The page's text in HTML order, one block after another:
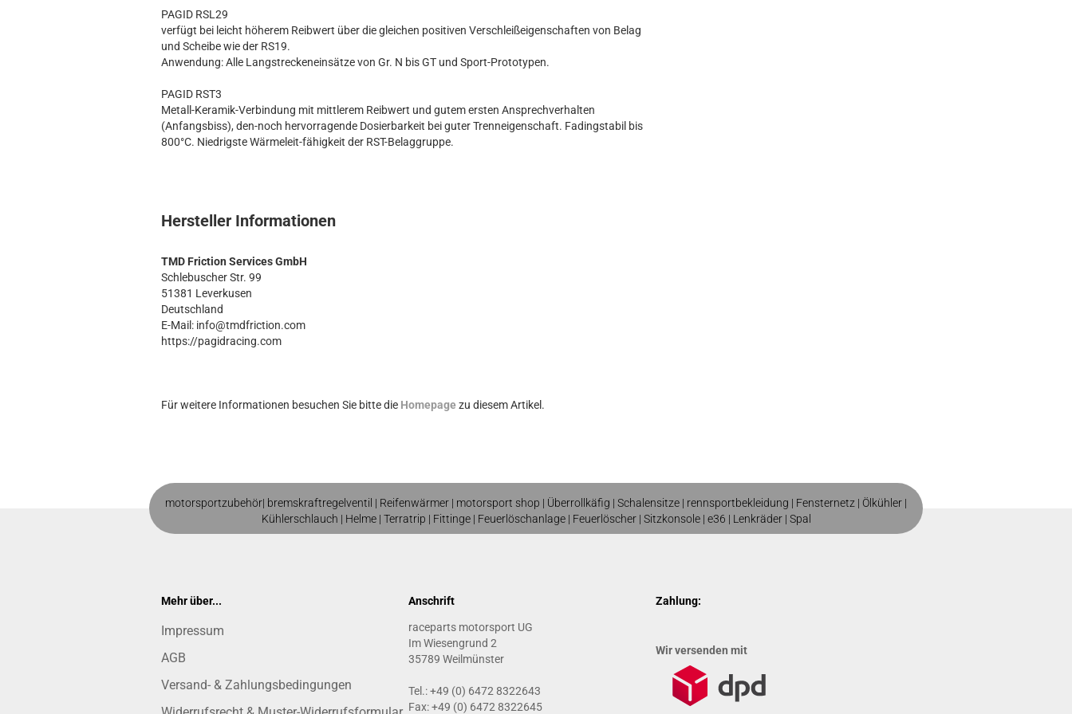
PAGID RSL29
verfügt bei leicht höherem Reibwert über die gleichen positiven Verschleißeigenschaften von Belag
und Scheibe wie der RS19.
Anwendung: Alle Langstreckeneinsätze von Gr. N bis GT und Sport-Prototypen.
PAGID RST3
Metall-Keramik-Verbindung mit mittlerem Reibwert und gutem ersten Ansprechverhalten
(Anfangsbiss), den-noch hervorragende Dosierbarkeit bei guter Trenneigenschaft. Fadingstabil bis
800°C. Niedrigste Wärmeleit-fähigkeit der RST-Belaggruppe.
Hersteller Informationen
TMD Friction Services GmbH
Schlebuscher Str. 99
51381 Leverkusen
Deutschland
E-Mail: info@tmdfriction.com
https://pagidracing.com
Für weitere Informationen besuchen Sie bitte die Homepage zu diesem Artikel.
motorsportzubehör| bremskraftregelventil | Reifenwärmer | motorsport shop | Überrollkäfig | Schalensitze | rennsportbekleidung | Fensternetz | Ölkühler |
Kühlerschlauch | Helme | Terratrip | Fittinge| Feuerlöschanlage | Feuerlöscher | Sitzkonsole | e36 | Lenkräder | Spal
Mehr über...
Impressum
AGB
Versand- & Zahlungsbedingungen
Anschrift
raceparts motorsport UG
Im Wiesengrund 2
35789 Weilmünster
Tel.: +49 (0) 6472 8322643
Fax: +49 (0) 6472 8322645
Zahlung:
Wir versenden mit